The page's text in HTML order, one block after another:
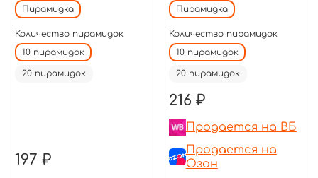
Пирамидка
Количество пирамидок
10 пирамидок
20 пирамидок
197 ₽
Пирамидка
Количество пирамидок
10 пирамидок
20 пирамидок
216 ₽
Продается на ВБ
Продается на
Озон